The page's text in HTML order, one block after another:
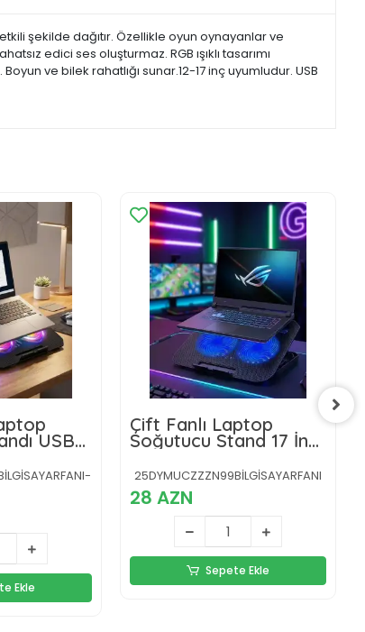
şekilde dağıtır. Özellikle oyun oynayanlar ve
edici ses oluşturmaz. RGB ışıklı tasarımı
ve bilek rahatlığı sunar.12-17 inç uyumludur. USB
USB
Ekle
Çift Fanlı Laptop
Soğutucu Stand 17 İnç
Uyumlu 8 Kademeli
Ayarlı USB Girişli
25DYMUCZZZN99BİLGİSAYARFANI
28 AZN
Sepete Ekle